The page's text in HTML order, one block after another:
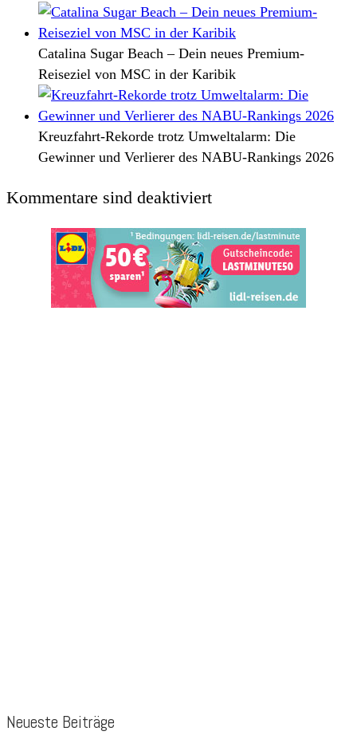
Catalina Sugar Beach – Dein neues Premium-
Reiseziel von MSC in der Karibik
Kreuzfahrt-Rekorde trotz Umweltalarm: Die
Gewinner und Verlierer des NABU-Rankings 2026
Kommentare sind deaktiviert
Neueste Beiträge